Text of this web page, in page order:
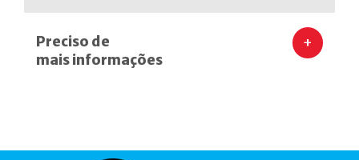
Preciso de
mais informações
+